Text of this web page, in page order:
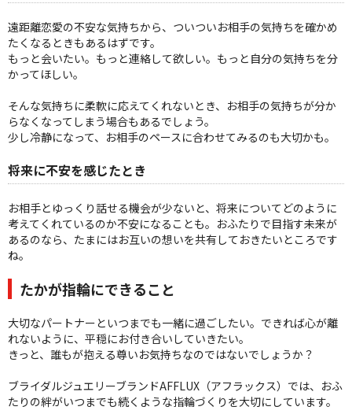
遠距離恋愛の不安な気持ちから、ついついお相手の気持ちを確かめ
たくなるときもあるはずです。
もっと会いたい。もっと連絡して欲しい。もっと自分の気持ちを分
かってほしい。
そんな気持ちに柔軟に応えてくれないとき、お相手の気持ちが分か
らなくなってしまう場合もあるでしょう。
少し冷静になって、お相手のペースに合わせてみるのも大切かも。
将来に不安を感じたとき
お相手とゆっくり話せる機会が少ないと、将来についてどのように
考えてくれているのか不安になることも。おふたりで目指す未来が
あるのなら、たまにはお互いの想いを共有しておきたいところです
ね。
たかが指輪にできること
大切なパートナーといつまでも一緒に過ごしたい。できれば心が離
れないように、平穏にお付き合いしていきたい。
きっと、誰もが抱える尊いお気持ちなのではないでしょうか？
ブライダルジュエリーブランドAFFLUX（アフラックス）では、おふ
たりの絆がいつまでも続くような指輪づくりを大切にしています。